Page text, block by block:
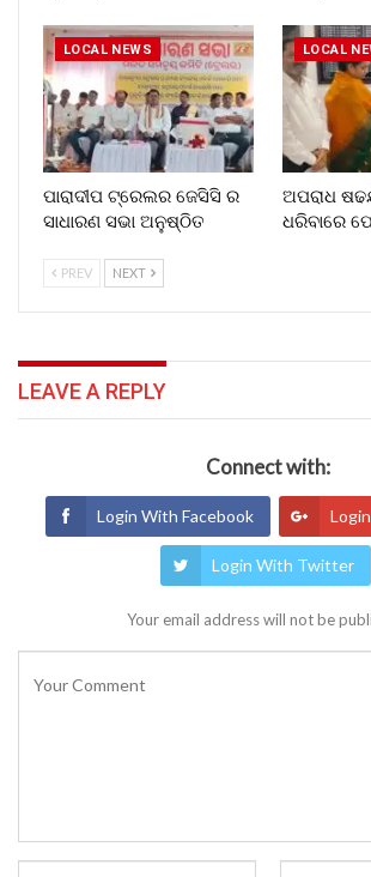
LOCAL NEWS
ପାରାଦୀପ ଟ୍ରେଲର ଜେସିସି ର
ସାଧାରଣ ସଭା ଅନୁଷ୍ଠିତ
LOCAL
ଅପରାଧ
ଧରିବାରେ
PREV NEXT
LEAVE A REPLY
Connect with:
Login With Facebook
Login With Twitter
Your email address will not be